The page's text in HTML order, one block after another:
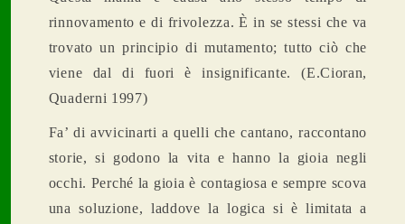
rinnovamento e di frivolezza. È in se stessi che va
trovato un principio di mutamento; tutto ciò che
viene dal di fuori è insignificante. (E.Cioran,
Quaderni 1997)
Fa’ di avvicinarti a quelli che cantano, raccontano
storie, si godono la vita e hanno la gioia negli
occhi. Perché la gioia è contagiosa e sempre scova
una soluzione, laddove la logica si è limitata a